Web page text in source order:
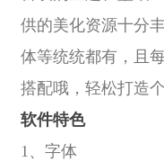
供的美化资源十分
体等统统都有，且
搭配哦，轻松打造
软件特色
1、字体